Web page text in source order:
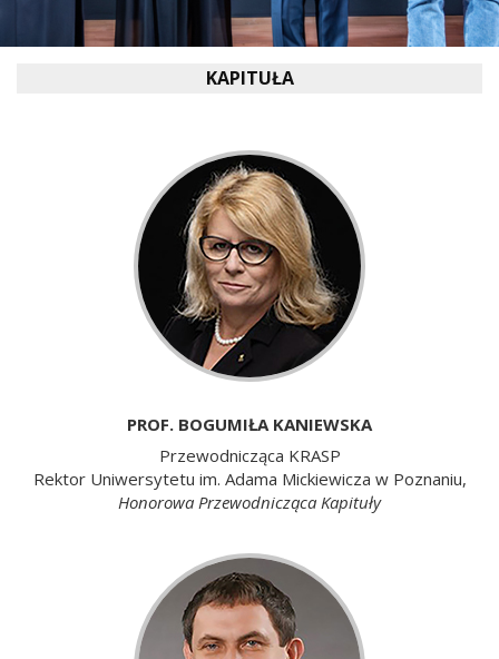
KAPITUŁA
PROF. BOGUMIŁA KANIEWSKA
Przewodnicząca KRASP
Rektor Uniwersytetu im. Adama Mickiewicza w Poznaniu,
Honorowa Przewodnicząca Kapituły